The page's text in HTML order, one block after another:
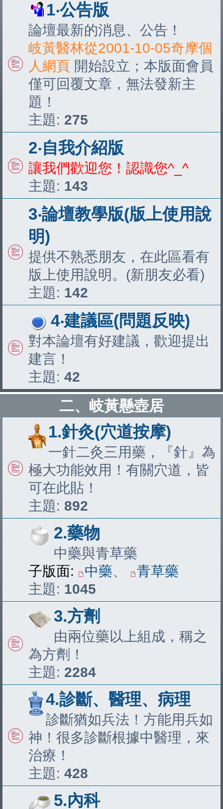
1‧公告版
論壇最新的消息、公告！
岐黃醫林從2001-10-05奇摩個
人網頁 開始設立；本版面會員
僅可回覆文章，無法發新主
題！
主題: 275
2‧自我介紹版
讓我們歡迎您！認識您^_^
主題: 143
3‧論壇教學版(版上使用說
明)
提供不熟悉朋友，在此區看有
版上使用說明。(新朋友必看)
主題: 142
4‧建議區(問題反映)
對本論壇有好建議，歡迎提出
建言！
主題: 42
二、岐黃懸壺居
1.針灸(穴道按摩)
一針二灸三用藥，『針』為
極大功能效用！有關穴道，皆
可在此貼！
主題: 892
2.藥物
中藥與青草藥
子版面:
中藥、
青草藥
主題: 1045
3.方劑
由兩位藥以上組成，稱之
為方劑！
主題: 2284
4.診斷、醫理、病理
診斷猶如兵法！方能用兵如
神！很多診斷根據中醫理，來
治療！
主題: 428
5.內科